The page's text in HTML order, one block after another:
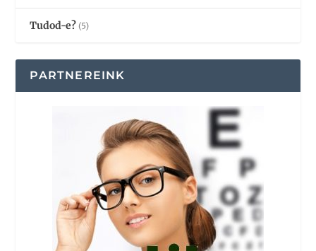
Tudod-e? (5)
PARTNEREINK